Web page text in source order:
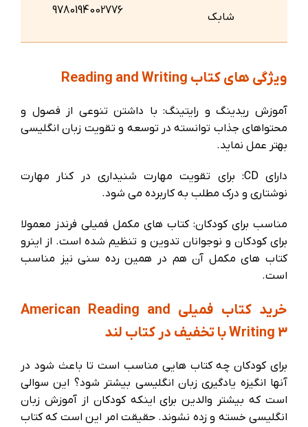
شابک 9780194002776
ویژگی های کتاب Reading and Writing
آموزش ریدینگ و رایتینگ: با داشتن تنوعی از فصول و
محتواهای جذاب توانسته در توسعه و تقویت زبان انگلیسی
بهتر عمل نماید.
دارای CD: برای تقویت مهارت شنیداری در کنار مهارت
نوشتاری و درک مطلب به کاربرده می شود.
مناسب برای کودکان: کتاب های مکمل فمیلی فرندز معمولا
برای کودکان و نوجوانان تدوین و تنظیم شده است. از اینرو
کتاب های مکمل آن هم در همین رده سنی نیز مناسب
است.
خرید کتاب فمیلی American Reading and
Writing 3 با تخفیف در کتاب لند
برای کودکان چه کتاب هایی مناسب است تا باعث شود در
آنها انگیزه یادگیری زبان انگلیسی بیشتر شود؟ این سوالی
است که بیشتر والدین برای اینکه کودکان از آموزش زبان
انگلیسی خسته و زده نشوند. حقیقت امر این است که کتاب